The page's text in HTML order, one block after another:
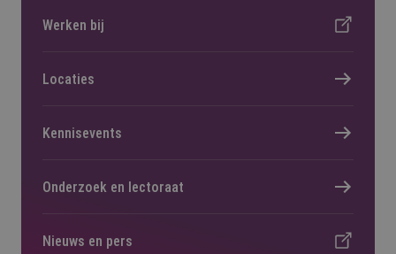
Werken bij
Locaties
Kennisevents
Onderzoek en lectoraat
Nieuws en pers